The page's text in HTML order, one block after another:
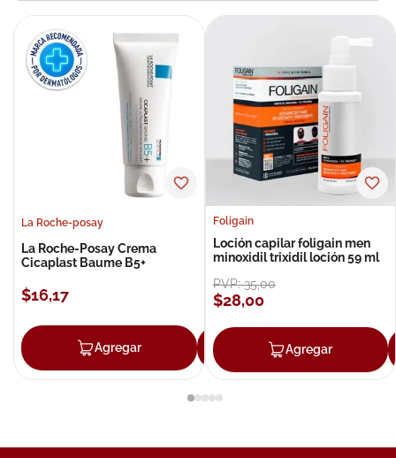
La Roche-posay
La Roche-Posay Crema
Cicaplast Baume B5+
$16,17
Agregar Agregar
Foligain
Loción capilar foligain men
minoxidil trixidil loción 59 ml
PVP:35,00
$28,00
Agregar